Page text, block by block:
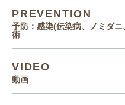
PREVENTION
予防：感染(伝染病、ノミダ
術
VIDEO
動画